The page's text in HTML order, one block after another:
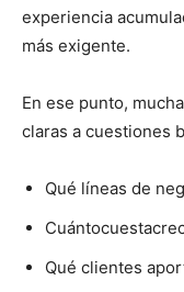
experiencia
más exigente.
En ese punto,
claras a cuestiones
Qué líneas de
Qué clientes